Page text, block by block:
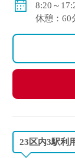
●その他
●保険等
8:20～
休憩：60
23区内3駅利